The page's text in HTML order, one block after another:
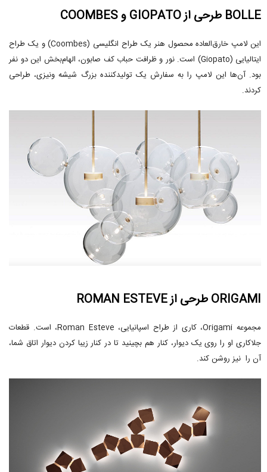
BOLLE طرحی از GIOPATO و COOMBES
این لامپ خارق‌العاده محصول هنر یک طراح انگلیسی (Coombes) و یک طراح
ایتالیایی (Giopato) است. نور و ظرافت حباب کف صابون، الهام‌بخش این دو نفر
بود. آن‌ها این لامپ را به سفارش یک تولیدکننده بزرگ شیشه ونیزی، طراحی
کردند.
ORIGAMI طرحی از ROMAN ESTEVE
مجموعه Origami، کاری از طراح اسپانیایی، Roman Esteve، است. قطعات
جلاکاری او را روی یک دیوار، کنار هم بچینید تا در کنار زیبا کردن دیوار اتاق شما،
آن را نیز روشن کند.